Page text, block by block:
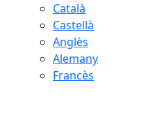
Català
Castellà
Anglès
Alemany
Francès